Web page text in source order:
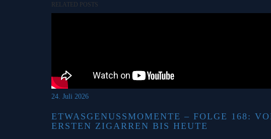
RELATED POSTS
24. Juli 2026
ETWASGENUSSMOMENTE – FOLGE 168:
ERSTEN ZIGARREN BIS HEUTE